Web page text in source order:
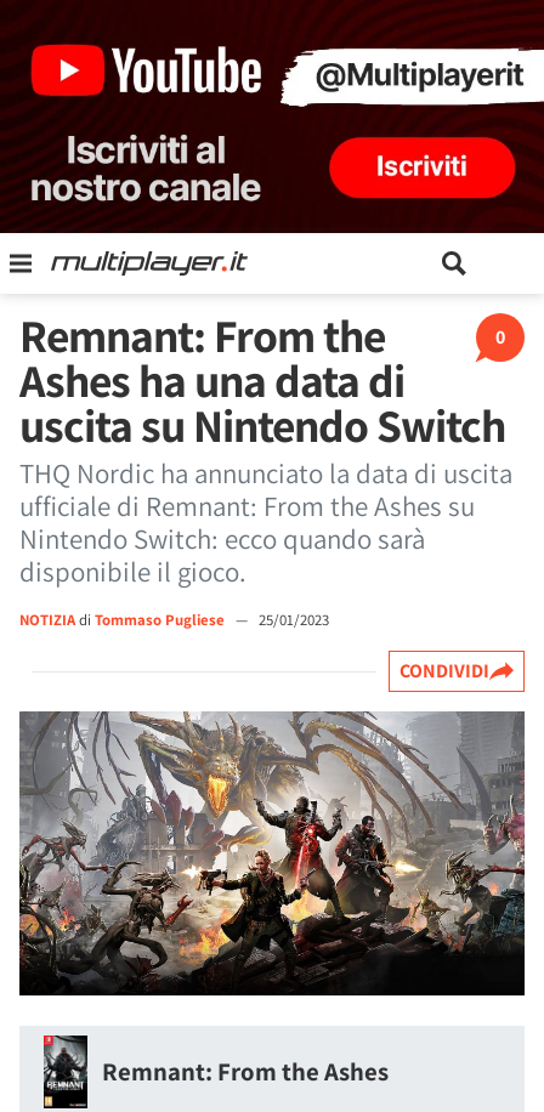
0
Remnant: From the
Ashes ha una data di
uscita su Nintendo Switch
THQ Nordic ha annunciato la data di uscita
ufficiale di Remnant: From the Ashes su
Nintendo Switch: ecco quando sarà
disponibile il gioco.
NOTIZIAdi Tommaso Pugliese — 25/01/2023
CONDIVIDI
Remnant: From the Ashes